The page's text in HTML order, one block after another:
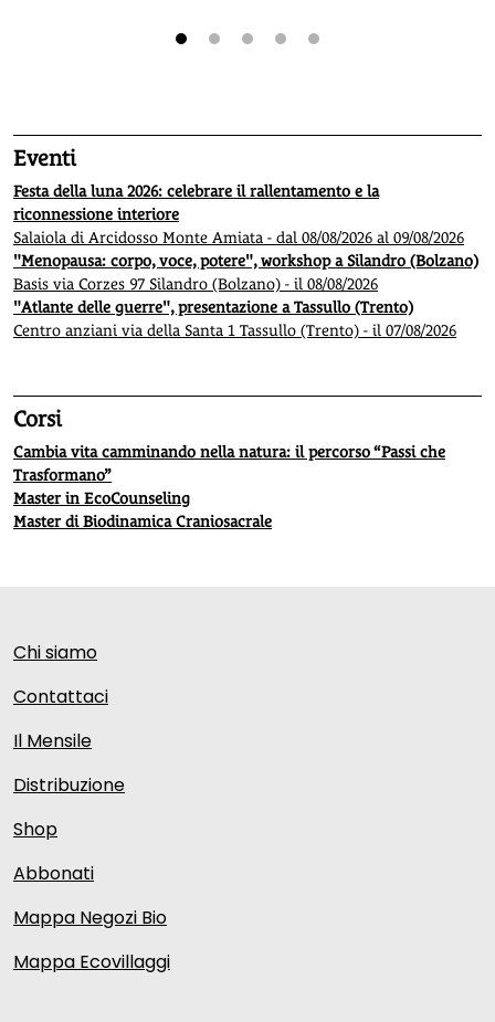
Eventi
Festa della luna 2026: celebrare il rallentamento e la
riconnessione interiore
Salaiola di Arcidosso Monte Amiata - dal 08/08/2026 al 09/08/2026
"Menopausa: corpo, voce, potere", workshop a Silandro (Bolzano)
Basis via Corzes 97 Silandro (Bolzano) - il 08/08/2026
"Atlante delle guerre", presentazione a Tassullo (Trento)
Centro anziani via della Santa 1 Tassullo (Trento) - il 07/08/2026
Corsi
Cambia vita camminando nella natura: il percorso “Passi che
Trasformano”
Master in EcoCounseling
Master di Biodinamica Craniosacrale
Chi siamo
Contattaci
Il Mensile
Distribuzione
Shop
Abbonati
Mappa Negozi Bio
Mappa Ecovillaggi